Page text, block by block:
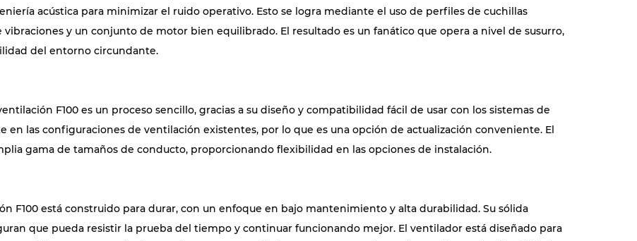
acústica para minimizar el ruido operativo. Esto se logra mediante el uso de perfiles de cuchillas
y un conjunto de motor bien equilibrado. El resultado es un fanático que opera a nivel de susurro,
del entorno circundante.
F100 es un proceso sencillo, gracias a su diseño y compatibilidad fácil de usar con los sistemas de
las configuraciones de ventilación existentes, por lo que es una opción de actualización conveniente. El
gama de tamaños de conducto, proporcionando flexibilidad en las opciones de instalación.
F100 está construido para durar, con un enfoque en bajo mantenimiento y alta durabilidad. Su sólida
que pueda resistir la prueba del tiempo y continuar funcionando mejor. El ventilador está diseñado para